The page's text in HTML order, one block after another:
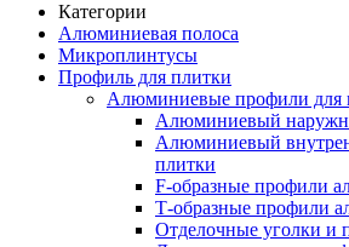
Категории
Алюминиевая полоса
Микроплинтусы
Профиль для плитки
Алюминиевые профили для
Алюминиевый
Алюминиевый
плитки
F-образные профили
Т-образные профили
Отделочные уголки и